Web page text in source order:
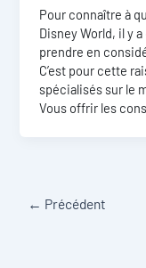
Pour connaître à
Disney World, il y
prendre en
C’est pour cette
spécialisés sur le
Vous offrir les
← Précédent